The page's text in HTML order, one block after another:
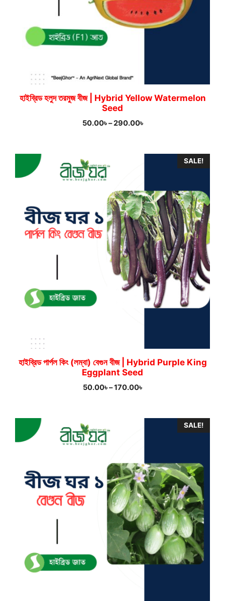
হাইব্রিড হলুদ তরমুজ বীজ | Hybrid Yellow Watermelon
Seed
50.00৳–290.00৳Price
through
SALE!
হাইব্রিড পার্পল কিং (লম্বা) বেগুন বীজ | Hybrid Purple King
Eggplant Seed
50.00৳–170.00৳Price
through
SALE!